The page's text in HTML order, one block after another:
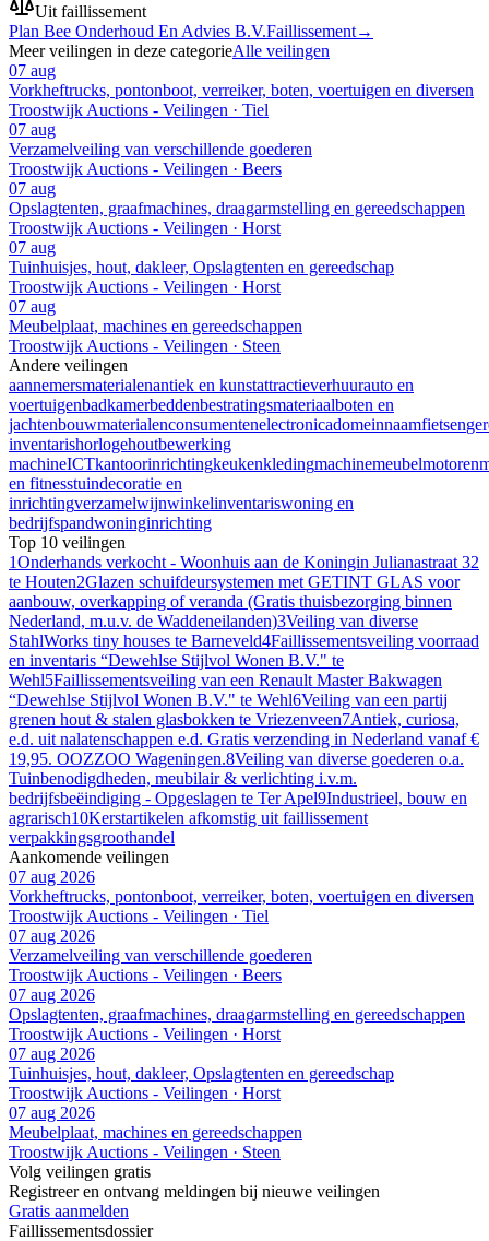
Uit faillissement
Plan Bee Onderhoud En Advies B.V.Faillissement→
Meer veilingen in deze categorieAlle veilingen
07 aug
Vorkheftrucks, pontonboot, verreiker, boten, voertuigen en diversen
Troostwijk Auctions - Veilingen · Tiel
07 aug
Verzamelveiling van verschillende goederen
Troostwijk Auctions - Veilingen · Beers
07 aug
Opslagtenten, graafmachines, draagarmstelling en gereedschappen
Troostwijk Auctions - Veilingen · Horst
07 aug
Tuinhuisjes, hout, dakleer, Opslagtenten en gereedschap
Troostwijk Auctions - Veilingen · Horst
07 aug
Meubelplaat, machines en gereedschappen
Troostwijk Auctions - Veilingen · Steen
Andere veilingen
aannemersmaterialenantiek en kunstattractieverhuurauto en
voertuigenbadkamerbeddenbestratingsmateriaalboten en
jachtenbouwmaterialenconsumentenelectronicadomeinnaamfietsen
inventarishorlogehoutbewerking
machineICTkantoorinrichtingkeukenkledingmachinemeubelmotoren
en fitnesstuindecoratie en
inrichtingverzamelwijnwinkelinventariswoning en
bedrijfspandwoninginrichting
Top 10 veilingen
1Onderhands verkocht - Woonhuis aan de Koningin Julianastraat 32
te Houten2Glazen schuifdeursystemen met GETINT GLAS voor
aanbouw, overkapping of veranda (Gratis thuisbezorging binnen
Nederland, m.u.v. de Waddeneilanden)3Veiling van diverse
StahlWorks tiny houses te Barneveld4Faillissementsveiling voorraad
en inventaris “Dewehlse Stijlvol Wonen B.V." te
Wehl5Faillissementsveiling van een Renault Master Bakwagen
“Dewehlse Stijlvol Wonen B.V." te Wehl6Veiling van een partij
grenen hout & stalen glasbokken te Vriezenveen7Antiek, curiosa,
e.d. uit nalatenschappen e.d. Gratis verzending in Nederland vanaf €
19,95. OOZZOO Wageningen.8Veiling van diverse goederen o.a.
Tuinbenodigdheden, meubilair & verlichting i.v.m.
bedrijfsbeëindiging - Opgeslagen te Ter Apel9Industrieel, bouw en
agrarisch10Kerstartikelen afkomstig uit faillissement
verpakkingsgroothandel
Aankomende veilingen
07 aug 2026
Vorkheftrucks, pontonboot, verreiker, boten, voertuigen en diversen
Troostwijk Auctions - Veilingen · Tiel
07 aug 2026
Verzamelveiling van verschillende goederen
Troostwijk Auctions - Veilingen · Beers
07 aug 2026
Opslagtenten, graafmachines, draagarmstelling en gereedschappen
Troostwijk Auctions - Veilingen · Horst
07 aug 2026
Tuinhuisjes, hout, dakleer, Opslagtenten en gereedschap
Troostwijk Auctions - Veilingen · Horst
07 aug 2026
Meubelplaat, machines en gereedschappen
Troostwijk Auctions - Veilingen · Steen
Volg veilingen gratis
Registreer en ontvang meldingen bij nieuwe veilingen
Gratis aanmelden
Faillissementsdossier